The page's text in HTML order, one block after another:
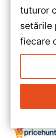
tuturor
setările
fiecare